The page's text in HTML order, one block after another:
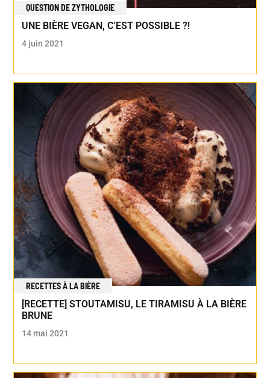
QUESTION DE ZYTHOLOGIE
UNE BIÈRE VEGAN, C’EST POSSIBLE ?!
4 juin 2021
RECETTES À LA BIÈRE
[RECETTE] STOUTAMISU, LE TIRAMISU À LA BIÈRE
BRUNE
14 mai 2021